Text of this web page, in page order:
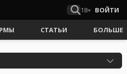
18+ ВОЙТИ
СТАТЬИ БОЛЬШЕ